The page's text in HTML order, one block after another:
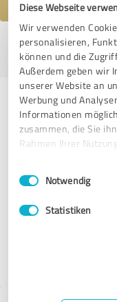
Diese Webseite
Wir verwenden
personalisieren,
können und die
Außerdem geben wir
unserer Website an
Werbung und
Informationen
zusammen, die Sie
Rahmen Ihrer
Impressum
Einwilligungsauswahl
Notwendig
Statistiken
Profil aktiv seit
www.schneeketten-